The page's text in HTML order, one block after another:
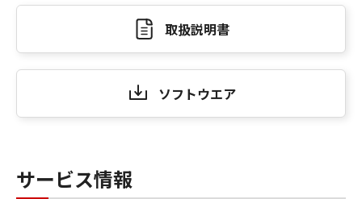
取扱説明書
ソフトウエア
サービス情報